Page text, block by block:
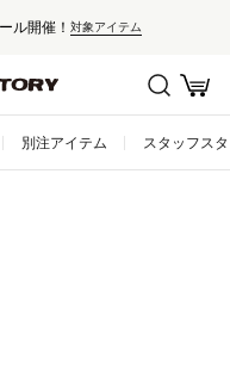
ル開催！ 対象アイテム
別注アイテム スタッフス